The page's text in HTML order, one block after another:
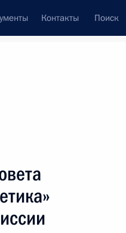
Контакты Поиск
Подписаться на ленту